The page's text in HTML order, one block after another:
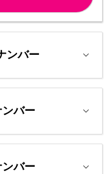
ンバー
バー
バー